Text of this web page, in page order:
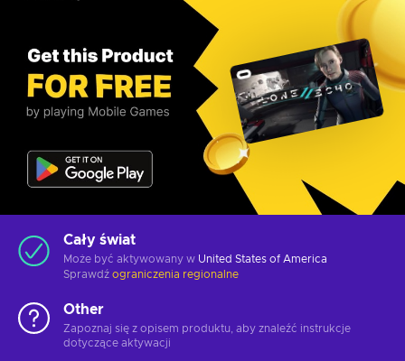
Cały świat
Może być aktywowany w United States of America
Sprawdź ograniczenia regionalne
Other
Zapoznaj się z opisem produktu, aby znaleźć instrukcje
dotyczące aktywacji